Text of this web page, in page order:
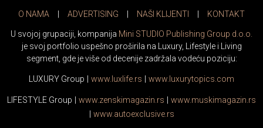
O NAMA ADVERTISING NAŠI KLIJENTI KONTAKT
U svojoj grupaciji, kompanija Mini STUDIO Publishing Group d.o.o.
je svoj portfolio uspešno proširila na Luxury, Lifestyle i Living
segment, gde je više od decenije zadržala vodeću poziciju:
LUXURY Group www. luxlife.rs www. luxurytopics.com
LIFESTYLE Group www.zenskimagazin.rs www.muskimagazin.rs
www.autoexclusive.rs